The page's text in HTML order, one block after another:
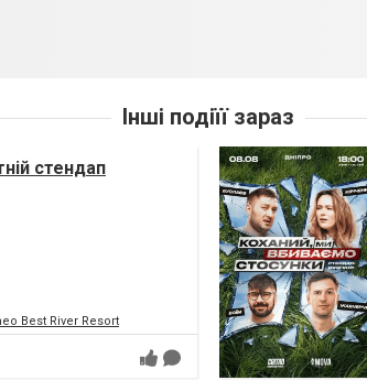
Інші подіїї зараз
стендап
Best River Resort